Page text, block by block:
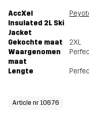
AccXel
Insulated 2L Ski
Jacket
Gekochte maat
2XL
Waargenomen
maat
Lengte
Article nr 10676